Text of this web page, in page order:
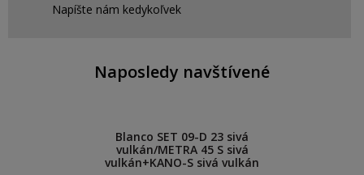
Napíšte nám kedykoľvek
Naposledy navštívené
Blanco SET 09-D 23 sivá
vulkán/METRA 45 S sivá
vulkán+KANO-S sivá vulkán